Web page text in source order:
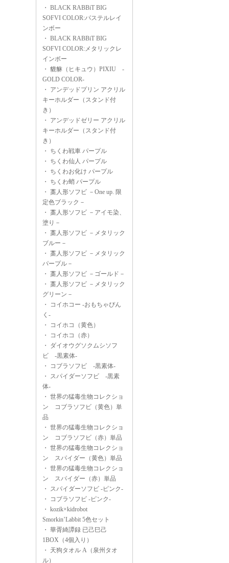
・ BLACK RABBiT BIG
SOFVI COLOR:パステルレイ
ンボー
・ BLACK RABBiT BIG
SOFVI COLOR:メタリックレ
インボー
・ 貔貅（ヒキュウ）PIXIU -
GOLD COLOR-
・ アンデッドプリン アクリル
キーホルダー（スタンド付
き）
・ アンデッドゼリー アクリル
キーホルダー（スタンド付
き）
・ ちくわ戦車 パープル
・ ちくわ仙人 パープル
・ ちくわお化け パープル
・ ちくわ蛸 パープル
・ 藁人形ソフビ －One up. 限
定色ブラック－
・ 藁人形ソフビ －アイモ染、
塗り－
・ 藁人形ソフビ －メタリック
ブルー－
・ 藁人形ソフビ －メタリック
パープル－
・ 藁人形ソフビ －ゴールド－
・ 藁人形ソフビ －メタリック
グリーン－
・
コイホコー -おもちゃぴん
く-
・
コイホコ（黄色）
・
コイホコ（赤）
・ ダイオウグソクムシソフ
ビ -黒素体-
・
コブラソフビ -黒素体-
・ スパイダーソフビ -黒素
体-
・ 世界の猛毒生物コレクショ
ン コブラソフビ（黄色）単
品
・ 世界の猛毒生物コレクショ
ン コブラソフビ（赤）単品
・ 世界の猛毒生物コレクショ
ン スパイダー（黄色）単品
・ 世界の猛毒生物コレクショ
ン スパイダー（赤）単品
・ スパイダーソフビ -ピンク-
・
コブラソフビ -ピンク-
・ kozik×kidrobot
Smorkin’Labbit 5色セット
・ 華胥綺譚録 已己巳己
1BOX（4個入り）
・ 天狗タオル A（泉州タオ
ル）